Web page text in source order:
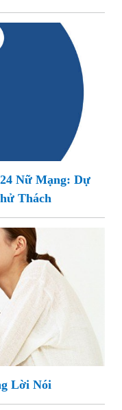
Nữ Mạng: Dự
Thách
Lời Nói